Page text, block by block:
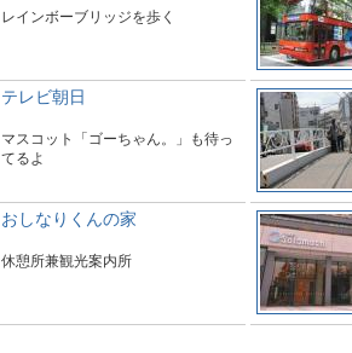
レインボーブリッジを歩く
テレビ朝日
マスコット「ゴーちゃん。」も待っ
てるよ
おしなりくんの家
休憩所兼観光案内所